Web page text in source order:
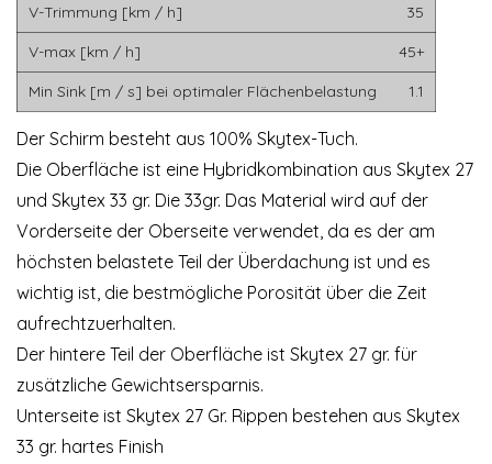
V-Trimmung [km / h]
35
V-max [km / h]
45+
Min Sink [m / s] bei optimaler Flächenbelastung
1.1
Der Schirm besteht aus 100% Skytex-Tuch.
Die Oberfläche ist eine Hybridkombination aus Skytex 27
und Skytex 33 gr. Die 33gr. Das Material wird auf der
Vorderseite der Oberseite verwendet, da es der am
höchsten belastete Teil der Überdachung ist und es
wichtig ist, die bestmögliche Porosität über die Zeit
aufrechtzuerhalten.
Der hintere Teil der Oberfläche ist Skytex 27 gr. für
zusätzliche Gewichtsersparnis.
Unterseite ist Skytex 27 Gr. Rippen bestehen aus Skytex
33 gr. hartes Finish